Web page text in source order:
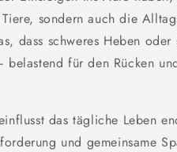
sondern auch die
dass schweres Heben oder
für den Rücken
das tägliche Leben
und gemeinsame